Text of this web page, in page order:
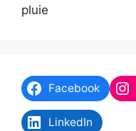
pluie
Facebook
LinkedIn